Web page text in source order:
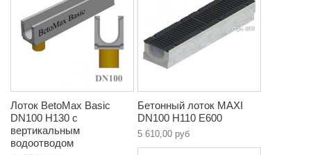
Лоток BetoMax Basic
DN100 H130 с
вертикальным
водоотводом
Бетонный лоток MAXI
DN100 H110 E600
5 610,00 руб